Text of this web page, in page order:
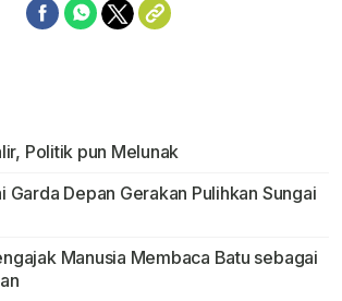
Politik pun Melunak
Garda Depan Gerakan Pulihkan Sungai
Manusia Membaca Batu sebagai